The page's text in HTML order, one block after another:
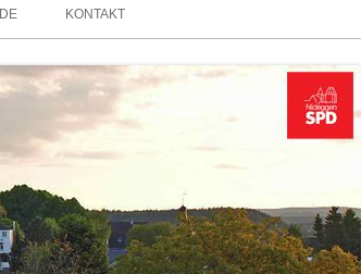
KONTAKT